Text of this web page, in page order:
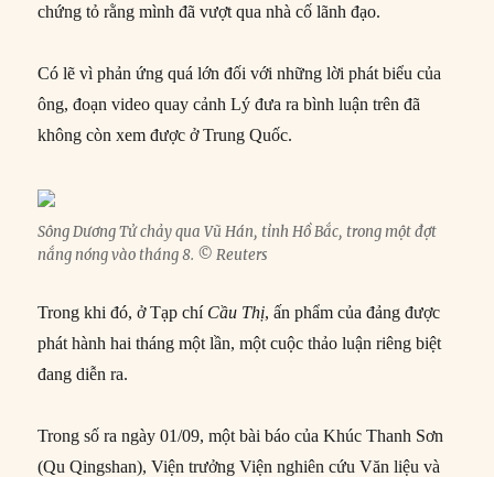
chứng tỏ rằng mình đã vượt qua nhà cố lãnh đạo.
Có lẽ vì phản ứng quá lớn đối với những lời phát biểu của
ông, đoạn video quay cảnh Lý đưa ra bình luận trên đã
không còn xem được ở Trung Quốc.
Sông Dương Tử chảy qua Vũ Hán, tỉnh Hồ Bắc, trong một đợt
nắng nóng vào tháng 8. © Reuters
Trong khi đó, ở Tạp chí Cầu Thị, ấn phẩm của đảng được
phát hành hai tháng một lần, một cuộc thảo luận riêng biệt
đang diễn ra.
Trong số ra ngày 01/09, một bài báo của Khúc Thanh Sơn
(Qu Qingshan), Viện trưởng Viện nghiên cứu Văn liệu và